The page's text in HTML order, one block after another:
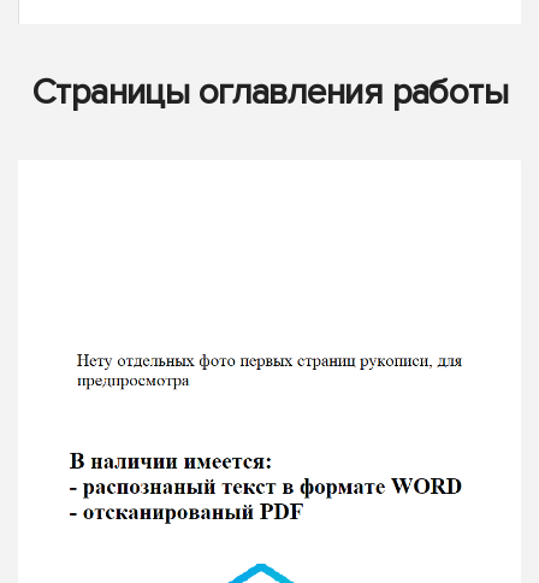
Страницы оглавления работы